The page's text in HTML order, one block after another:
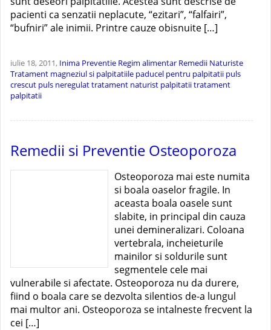
pacienti ca senzatii neplacute, “ezitari”, “falfairi”,
“bufniri” ale inimii. Printre cauze obisnuite […]
iulie 18, 2011, Inima Preventie Regim alimentar Remedii Naturiste
Tratament magneziul si palpitatiile paducel pentru palpitatii puls
crescut puls neregulattratament naturist palpitatiitratament
palpitatii
Remedii si Preventie Osteoporoza
Osteoporoza mai este numita
si boala oaselor fragile. In
aceasta boala oasele sunt
slabite, in principal din cauza
unei demineralizari. Coloana
vertebrala, incheieturile
mainilor si soldurile sunt
segmentele cele mai
vulnerabile si afectate. Osteoporoza nu da durere,
fiind o boala care se dezvolta silentios de-a lungul
mai multor ani. Osteoporoza se intalneste frecvent la
cei […]